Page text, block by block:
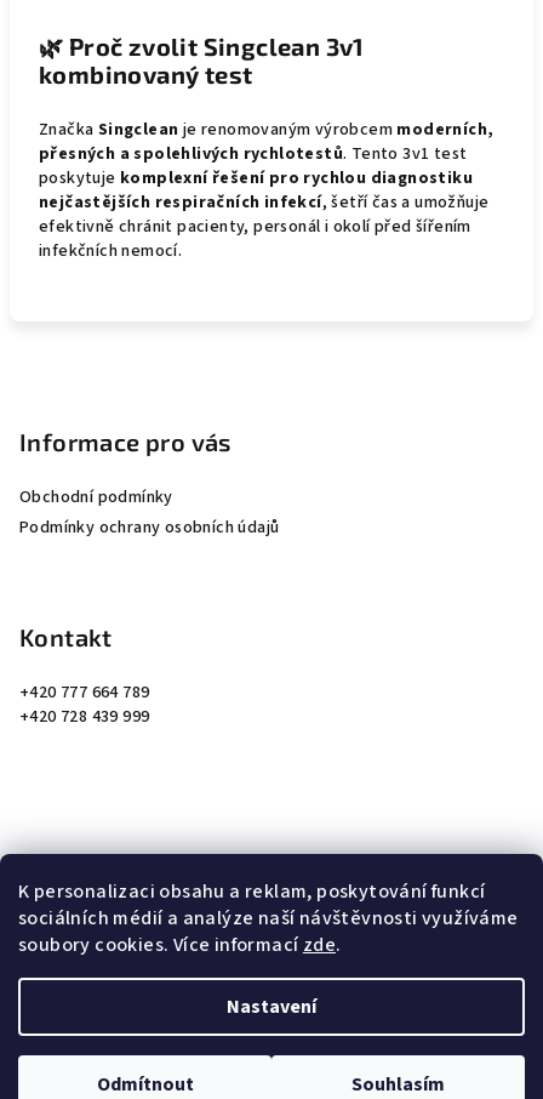
K personalizaci obsahu a reklam, poskytování funkcí
sociálních médií a analýze naší návštěvnosti využíváme
soubory cookies. Více informacízde.
Nastavení
Odmítnout Souhlasím
🌿 Proč zvolit Singclean 3v1
kombinovaný test
Značka Singclean je renomovaným výrobcem moderních,
přesných a spolehlivých rychlotestů. Tento 3v1 test
poskytuje komplexní řešení pro rychlou diagnostiku
nejčastějších respiračních infekcí, šetří čas a umožňuje
efektivně chránit pacienty, personál i okolí před šířením
infekčních nemocí.
Informace pro vás
Obchodní podmínky
Podmínky ochrany osobních údajů
Kontakt
+420 777 664 789
+420 728 439 999
Přijímáme online platby
nastavení cookies